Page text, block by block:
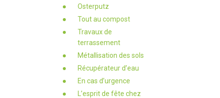
Osterputz
Tout au compost
Travaux de
terrassement
Métallisation des sols
Récupérateur d’eau
En cas d’urgence
L’esprit de fête chez